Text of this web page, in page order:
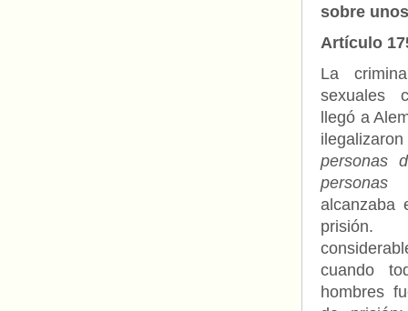
sobre
Artículo
La
sexuales
llegó a
ilegalizaron
personas
alcanzaba
prisión.
cuando
hombres